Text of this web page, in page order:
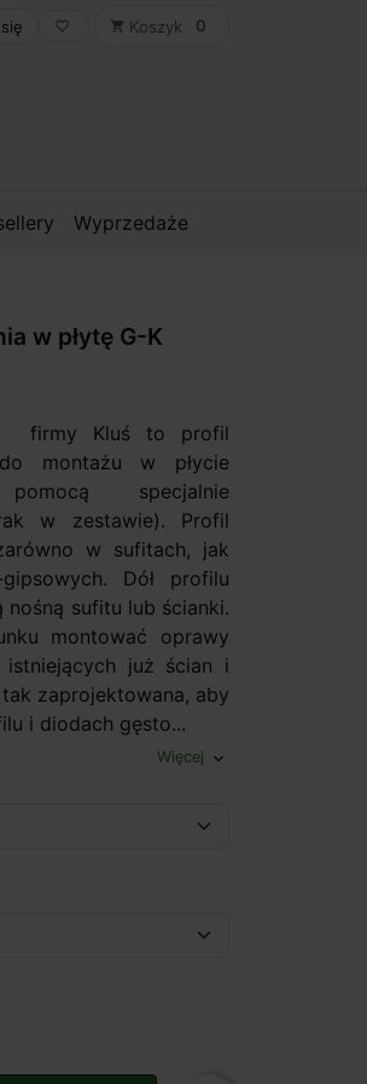
favorite_border shopping_cart Koszyk 0
Wyprzedaże
w płytę G-K
firmy Kluś to profil
montażu w płycie
specjalnie
w zestawie). Profil
w sufitach, jak
Dół profilu
nośną sufitu lub ścianki.
montować oprawy
już ścian i
zaprojektowana, aby
i diodach gęsto...
Więcej expand_more